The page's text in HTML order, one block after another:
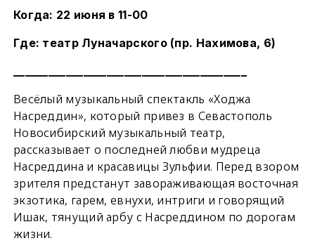
Когда: 22 июня в 11-00
Где: театр Луначарского (пр. Нахимова, 6)
Весёлый музыкальный спектакль «Ходжа
Насреддин», который привез в Севастополь
Новосибирский музыкальный театр,
рассказывает о последней любви мудреца
Насреддина и красавицы Зульфии. Перед взором
зрителя предстанут завораживающая восточная
экзотика, гарем, евнухи, интриги и говорящий
Ишак, тянущий арбу с Насреддином по дорогам
жизни.